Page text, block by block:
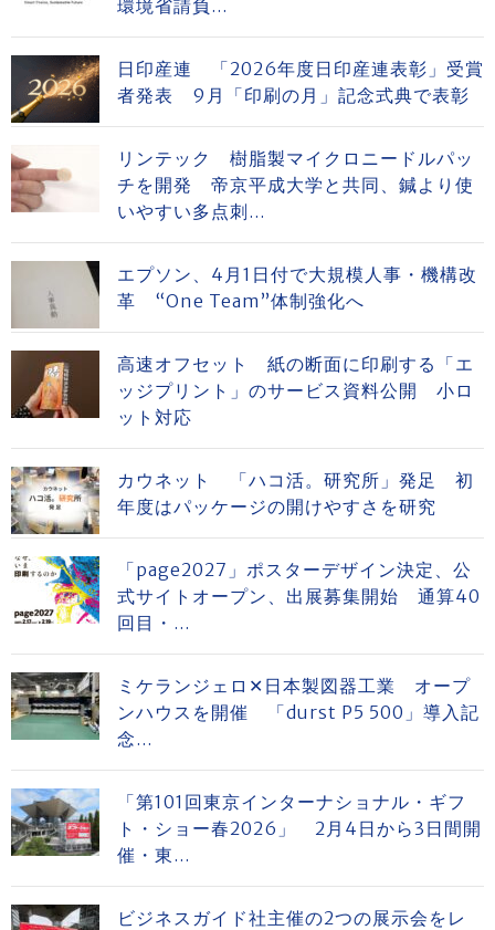
環境省請負...
日印産連 「2026年度日印産連表彰」受賞
者発表 9月「印刷の月」記念式典で表彰
リンテック 樹脂製マイクロニードルパッ
チを開発 帝京平成大学と共同、鍼より使
いやすい多点刺...
エプソン、4月1日付で大規模人事・機構改
革 “One Team”体制強化へ
高速オフセット 紙の断面に印刷する「エ
ッジプリント」のサービス資料公開 小ロ
ット対応
カウネット 「ハコ活。研究所」発足 初
年度はパッケージの開けやすさを研究
「page2027」ポスターデザイン決定、公
式サイトオープン、出展募集開始 通算40
回目・...
ミケランジェロ✕日本製図器工業 オープ
ンハウスを開催 「durst P5 500」導入記
念...
「第101回東京インターナショナル・ギフ
ト・ショー春2026」 2月4日から3日間開
催・東...
ビジネスガイド社主催の2つの展示会をレ